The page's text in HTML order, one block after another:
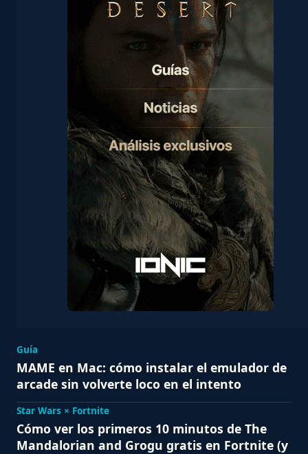
Guía
MAME en Mac: cómo instalar el emulador de
arcade sin volverte loco en el intento
Star Wars × Fortnite
Cómo ver los primeros 10 minutos de The
Mandalorian and Grogu gratis en Fortnite (y